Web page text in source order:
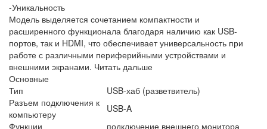
-Уникальность
Модель выделяется сочетанием компактности и
расширенного функционала благодаря наличию как USB-
портов, так и HDMI, что обеспечивает универсальность при
работе с различными периферийными устройствами и
внешними экранами. Читать дальше
Основные
Тип
USB-хаб (разветвитель)
Разъем подключения к
компьютеру
USB-A
Функции
подключение внешнего монитора